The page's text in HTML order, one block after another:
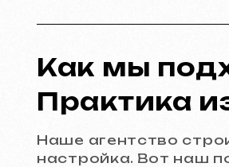
Как мы
Практика
Наше агентство
настройка. Вот наш